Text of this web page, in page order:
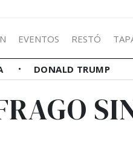
EVENTOS RESTÓ
DONALD TRUMP